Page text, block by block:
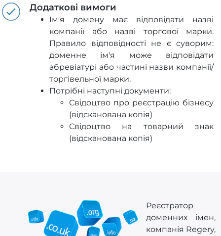
Додаткові вимоги
Ім'я домену має відповідати назві
компанії або назві торгової марки.
Правило відповідності не є суворим:
доменне ім'я може відповідати
абревіатурі або частині назви компанії/
торгівельної марки.
Потрібні наступні документи:
Свідоцтво про реєстрацію бізнесу
(відсканована копія)
Свідоцтво на товарний знак
(відсканована копія)
Реєстратор
доменних імен,
компанія Regery,